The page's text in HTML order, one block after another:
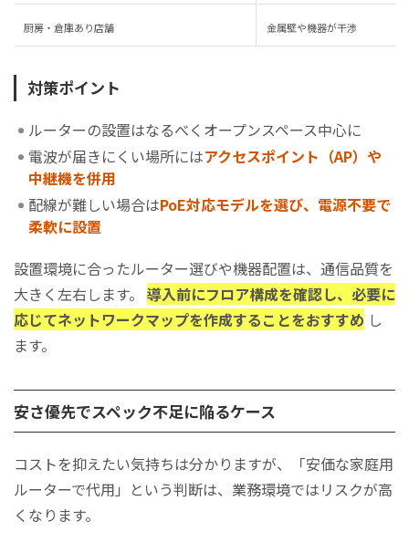
厨房・倉庫あり店舗 金属壁や機器が干渉
対策ポイント
ルーターの設置はなるべくオープンスペース中心に
電波が届きにくい場所にはアクセスポイント（AP）や
中継機を併用
配線が難しい場合はPoE対応モデルを選び、電源不要で
柔軟に設置
設置環境に合ったルーター選びや機器配置は、通信品質を
大きく左右します。 導入前にフロア構成を確認し、必要に
応じてネットワークマップを作成することをおすすめ し
ます。
安さ優先でスペック不足に陥るケース
コストを抑えたい気持ちは分かりますが、「安価な家庭用
ルーターで代用」という判断は、業務環境ではリスクが高
くなります。